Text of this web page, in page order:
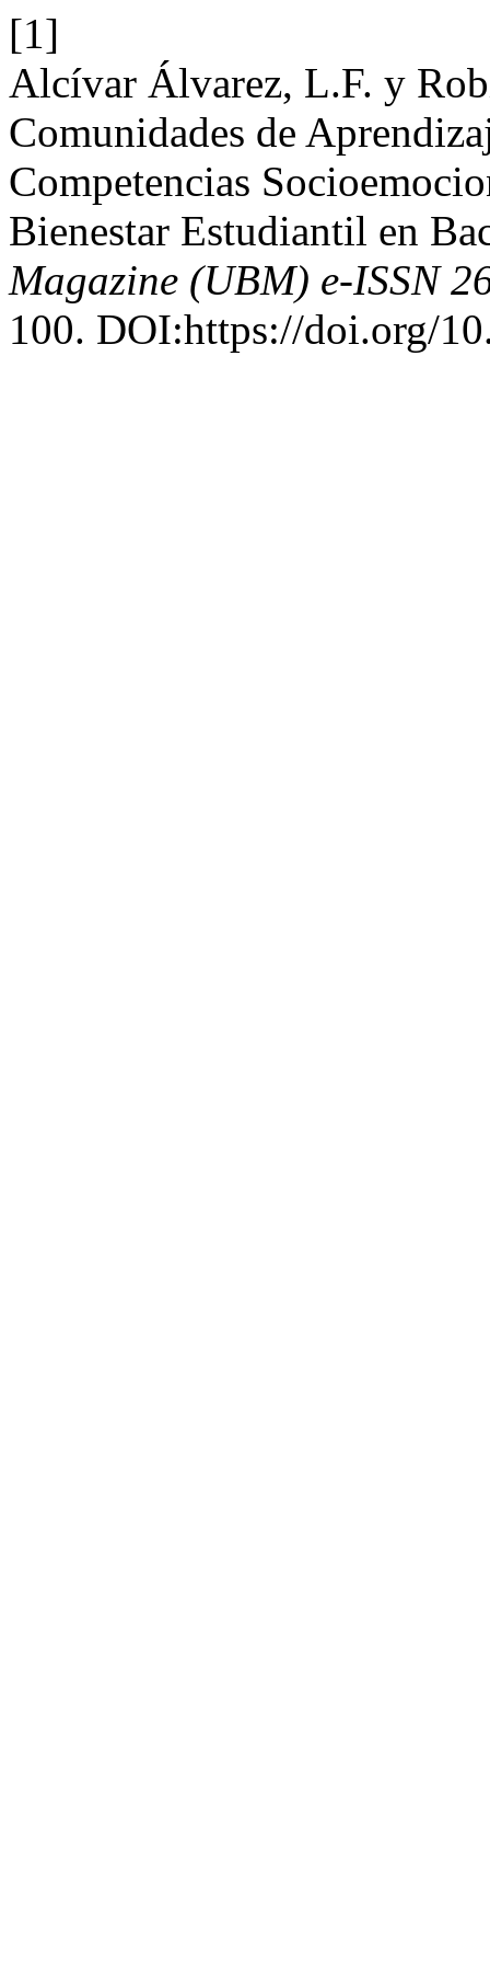
[1]
Alcívar Álvarez, L.F. y
Comunidades de
Competencias
Bienestar Estudiantil en
Magazine (UBM) e-ISSN
100. DOI:https://doi.org/